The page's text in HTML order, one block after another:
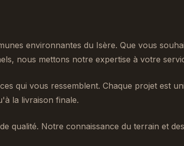
environnantes du Isère. Que vous
nous mettons notre expertise à votre
qui vous ressemblent. Chaque projet est
la livraison finale.
qualité. Notre connaissance du terrain et